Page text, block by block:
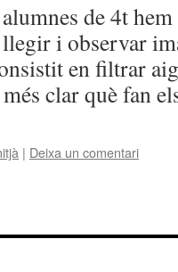
de 4t
i observar
en filtrar
clar què fan
| Deixa un comentari